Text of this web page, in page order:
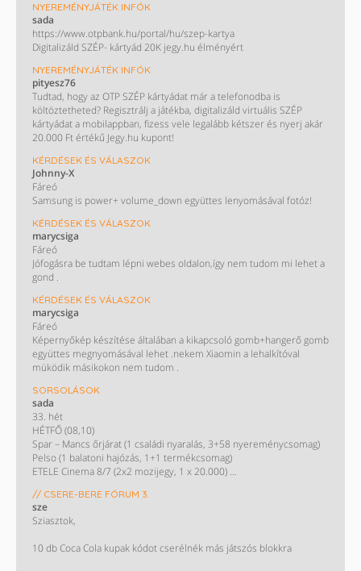
NYEREMÉNYJÁTÉK INFÓK
sada
https://www.otpbank.hu/portal/hu/szep-kartya
Digitalizáld SZÉP- kártyád 20K jegy.hu élményért
NYEREMÉNYJÁTÉK INFÓK
pityesz76
Tudtad, hogy az OTP SZÉP kártyádat már a telefonodba is
költöztetheted? Regisztrálj a játékba, digitalizáld virtuális SZÉP
kártyádat a mobilappban, fizess vele legalább kétszer és nyerj akár
20.000 Ft értékű Jegy.hu kupont!
KÉRDÉSEK ÉS VÁLASZOK
Johnny-X
Fáreó
Samsung is power+ volume_down együttes lenyomásával fotóz!
KÉRDÉSEK ÉS VÁLASZOK
marycsiga
Fáreó
Jófogásra be tudtam lépni webes oldalon,így nem tudom mi lehet a
gond .
KÉRDÉSEK ÉS VÁLASZOK
marycsiga
Fáreó
Képernyőkép készítése általában a kikapcsoló gomb+hangerő gomb
együttes megnyomásával lehet .nekem Xiaomin a lehalkítóval
müködik másikokon nem tudom .
SORSOLÁSOK
sada
33. hét
HÉTFŐ (08,10)
Spar – Mancs őrjárat (1 családi nyaralás, 3+58 nyereménycsomag)
Pelso (1 balatoni hajózás, 1+1 termékcsomag)
ETELE Cinema 8/7 (2x2 mozijegy, 1 x 20.000)
Spar – Sprite (1 párizsi utazás)
SZERDA (08,12)
Kometa grill 13/11 (100 grillmatrac)
Spar – Sodaco 17/14 (1 vízforraló, 2 botmixer, 2 fritőz, 1 Popcorn
// CSERE-BERE FÓRUM 3.
sze
Sziasztok,
10 db Coca Cola kupak kódot cserélnék más játszós blokkra